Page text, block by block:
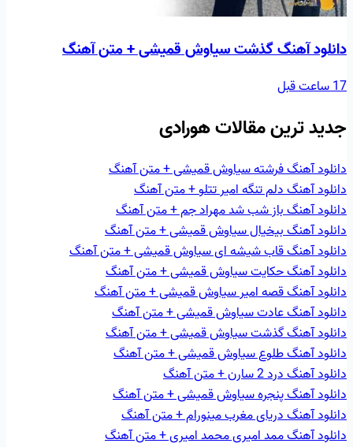
دانلود آهنگ گذشت سیاوش قمیشی + متن آهنگ
17 ساعت قبل
جدید ترین مقالات هورادی
دانلود آهنگ فرشته سیاوش قمیشی + متن آهنگ
دانلود آهنگ دلم تنگه امیر تتلو + متن آهنگ
دانلود آهنگ باز شب شد مهراد جم + متن آهنگ
دانلود آهنگ بيخيال سیاوش قمیشی + متن آهنگ
دانلود آهنگ قاب شيشه ای سیاوش قمیشی + متن آهنگ
دانلود آهنگ حکايت سیاوش قمیشی + متن آهنگ
دانلود آهنگ قصه امير سیاوش قمیشی + متن آهنگ
دانلود آهنگ عادت سیاوش قمیشی + متن آهنگ
دانلود آهنگ گذشت سیاوش قمیشی + متن آهنگ
دانلود آهنگ طلوع سیاوش قمیشی + متن آهنگ
دانلود آهنگ درد 2 سارن + متن آهنگ
دانلود آهنگ پنجره سیاوش قمیشی + متن آهنگ
دانلود آهنگ دریای مغرب مینورام + متن آهنگ
دانلود آهنگ ممد امیری محمد امیری + متن آهنگ